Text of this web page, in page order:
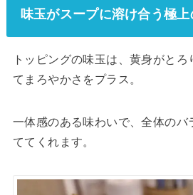
味玉がスープに溶け合う極
トッピングの味玉は、黄身がと
てまろやかさをプラス。
一体感のある味わいで、全体のバ
ててくれます。